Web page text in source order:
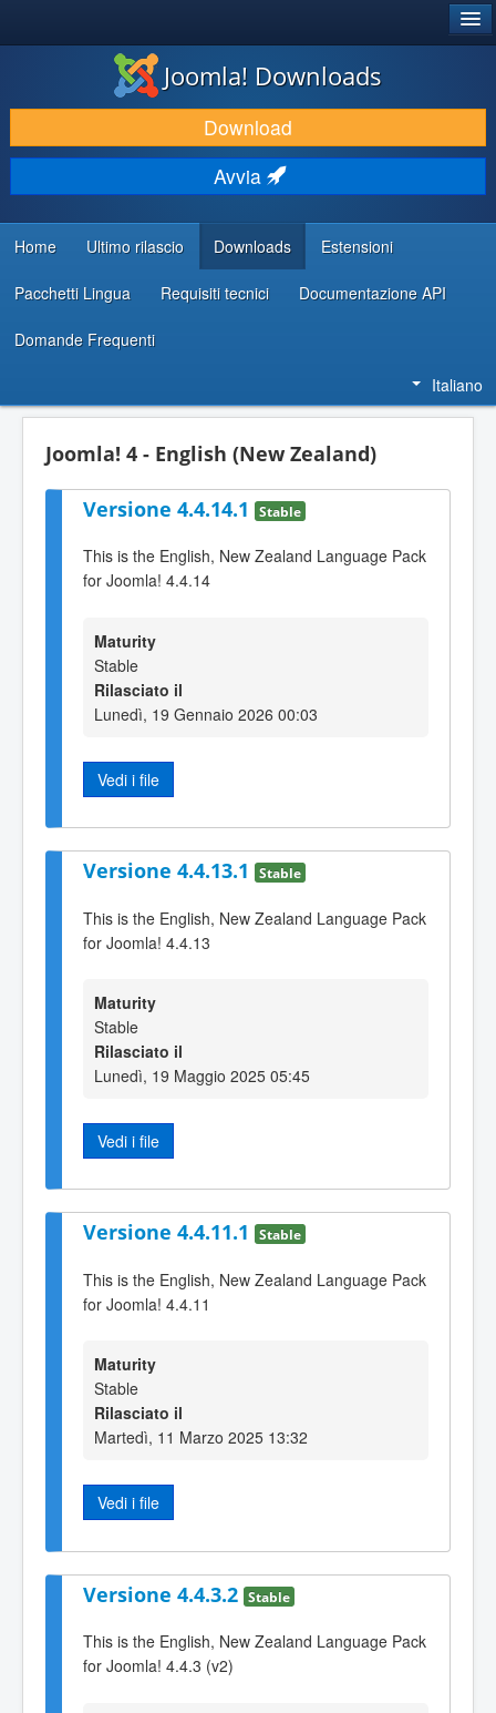
SCARICA & ESTENDI
SCOPRI & IMPARA
COMUNITÀ & SUPPORTO
RISORSE PER SVILUPPATORI
Joomla! Downloads
Download
Avvia
Home Ultimo rilascio Downloads Estensioni
Pacchetti Lingua Requisiti tecnici Documentazione API
Domande Frequenti
Italiano
Joomla! 4 - English (New Zealand)
Versione 4.4.14.1 Stable
This is the English, New Zealand Language Pack
for Joomla! 4.4.14
Maturity
Stable
Rilasciato il
Lunedì, 19 Gennaio 2026 00:03
Vedi i file
Versione 4.4.13.1 Stable
This is the English, New Zealand Language Pack
for Joomla! 4.4.13
Maturity
Stable
Rilasciato il
Lunedì, 19 Maggio 2025 05:45
Vedi i file
Versione 4.4.11.1 Stable
This is the English, New Zealand Language Pack
for Joomla! 4.4.11
Maturity
Stable
Rilasciato il
Martedì, 11 Marzo 2025 13:32
Vedi i file
Versione 4.4.3.2 Stable
This is the English, New Zealand Language Pack
for Joomla! 4.4.3 (v2)